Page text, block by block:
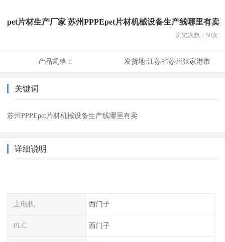
pet片材生产厂家 苏州PPPEpet片材机械设备生产线哪里有卖
浏览次数： 50次
产品规格： 发货地:江苏省苏州张家港市
关键词
苏州PPPEpet片材机械设备生产线哪里有卖
详细说明
主电机 西门子
PLC 西门子